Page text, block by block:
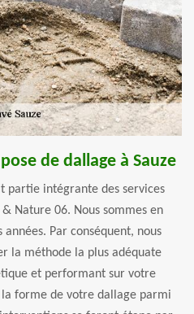
de dallage à Sauze
partie intégrante des services
Nature 06. Nous sommes en
Par conséquent, nous
la méthode la plus adéquate
et performant sur votre
forme de votre dallage parmi